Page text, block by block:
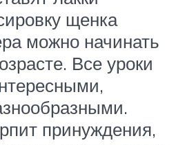
щенка
можно начинать
Все уроки
принуждения,